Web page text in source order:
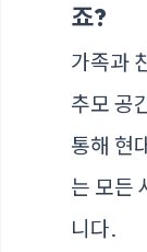
죠?
가족과
추모 공
통해 현
는 모든
니다.